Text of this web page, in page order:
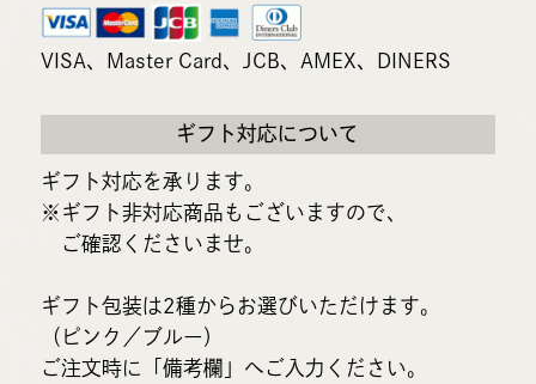
VISA、Master Card、JCB、AMEX、DINERS
ギフト対応について
ギフト対応を承ります。
※ギフト非対応商品もございますので、
ご確認くださいませ。
ギフト包装は2種からお選びいただけます。
（ピンク／ブルー）
ご注文時に「備考欄」へご入力ください。